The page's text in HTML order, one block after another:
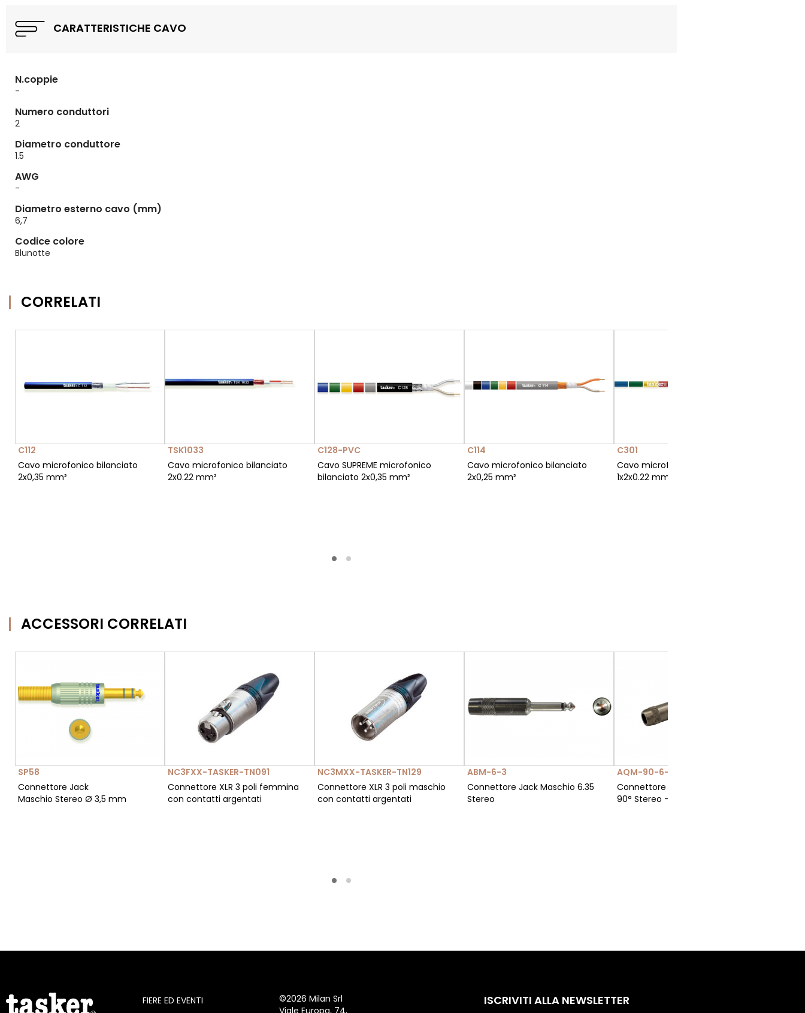
CARATTERISTICHE CAVO
N.coppie
-
Numero conduttori
2
Diametro conduttore
1.5
AWG
-
Diametro esterno cavo (mm)
6,7
Codice colore
Blunotte
CORRELATI
C112
Cavo microfonico bilanciato
2x0,35 mm²
TSK1033
Cavo microfonico bilanciato
2x0.22 mm²
C128-PVC
Cavo SUPREME microfonico
bilanciato 2x0,35 mm²
C114
Cavo microfonico bilanciato
2x0,25 mm²
C301
Cavo microfonico bilanciato
1x2x0.22 mm²
ACCESSORI CORRELATI
SP58
Connettore Jack
Maschio Stereo Ø 3,5 mm
NC3FXX-TASKER-TN091
Connettore XLR 3 poli femmina
con contatti argentati
NC3MXX-TASKER-TN129
Connettore XLR 3 poli maschio
con contatti argentati
ABM-6-3
Connettore Jack Maschio 6.35
Stereo
AQM-90-6-3
Connettore Jack Maschio 6.35
90° Stereo - Metallo
FIERE ED EVENTI
©2026 Milan Srl
Viale Europa, 74,
ISCRIVITI ALLA NEWSLETTER